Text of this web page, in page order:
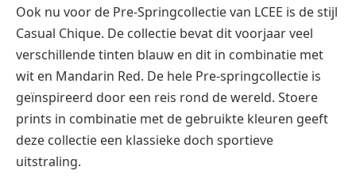
Ook nu voor de Pre-Springcollectie van LCEE is de stijl
Casual Chique. De collectie bevat dit voorjaar veel
verschillende tinten blauw en dit in combinatie met
wit en Mandarin Red. De hele Pre-springcollectie is
geïnspireerd door een reis rond de wereld. Stoere
prints in combinatie met de gebruikte kleuren geeft
deze collectie een klassieke doch sportieve
uitstraling.